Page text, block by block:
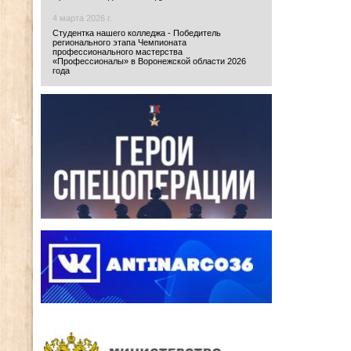
4 марта 2026 г.
Студентка нашего колледжа - Победитель
регионального этапа Чемпионата
профессионального мастерства
«Профессионалы» в Воронежской области 2026
года